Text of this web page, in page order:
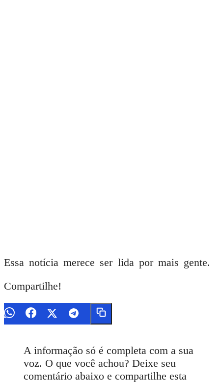
Essa notícia merece ser lida por mais gente.
Compartilhe!
A informação só é completa com a sua
voz. O que você achou? Deixe seu
comentário abaixo e compartilhe esta